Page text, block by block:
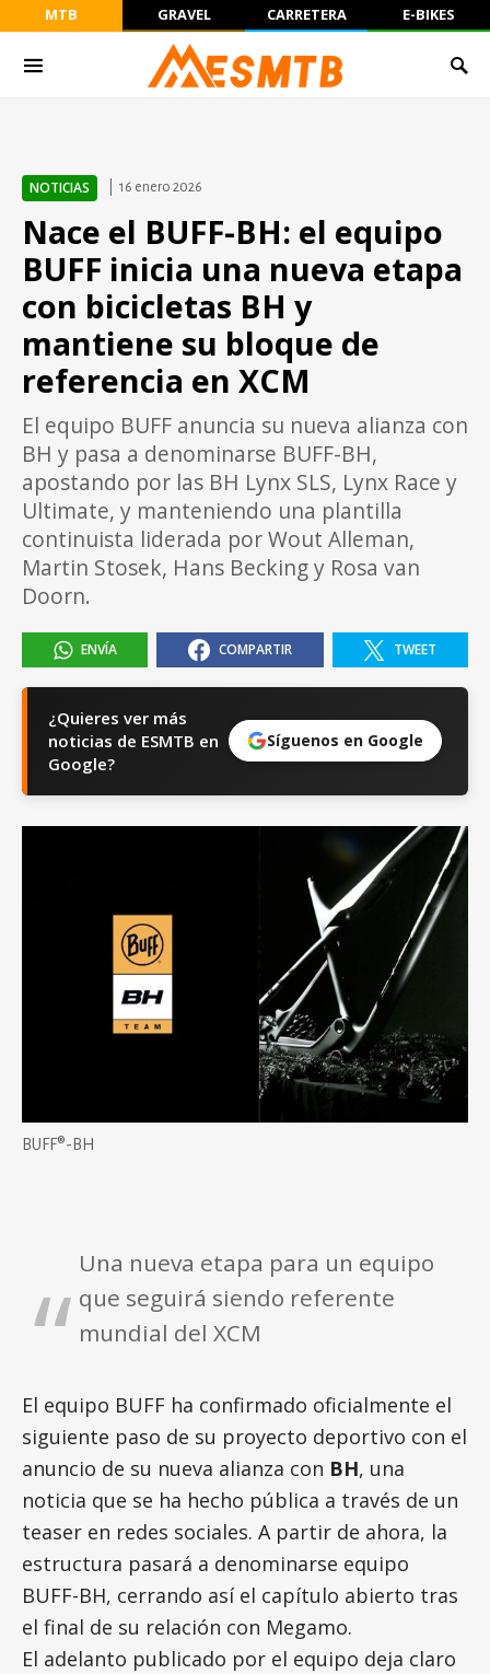
MTB GRAVEL CARRETERA E-BIKES
NOTICIAS 16 enero 2026
Nace el BUFF-BH: el equipo
BUFF inicia una nueva etapa
con bicicletas BH y
mantiene su bloque de
referencia en XCM
El equipo BUFF anuncia su nueva alianza con
BH y pasa a denominarse BUFF-BH,
apostando por las BH Lynx SLS, Lynx Race y
Ultimate, y manteniendo una plantilla
continuista liderada por Wout Alleman,
Martin Stosek, Hans Becking y Rosa van
Doorn.
ENVÍA COMPARTIR TWEET
¿Quieres ver más
noticias de ESMTB en
Google?
Síguenos en Google
BUFF®-BH
Una nueva etapa para un equipo
que seguirá siendo referente
mundial del XCM
El equipo BUFF ha confirmado oficialmente el
siguiente paso de su proyecto deportivo con el
anuncio de su nueva alianza con BH, una
noticia que se ha hecho pública a través de un
teaser en redes sociales. A partir de ahora, la
estructura pasará a denominarse equipo
BUFF-BH, cerrando así el capítulo abierto tras
el final de su relación con Megamo.
El adelanto publicado por el equipo deja claro